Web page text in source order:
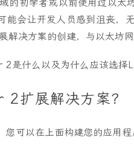
的初学者或以前使用过以太
能会让开发人员感到沮丧，
解决方案的创建，与以太坊
2是什么以及为什么应该选择
2扩展解决方案？
您可以在上面构建您的应用